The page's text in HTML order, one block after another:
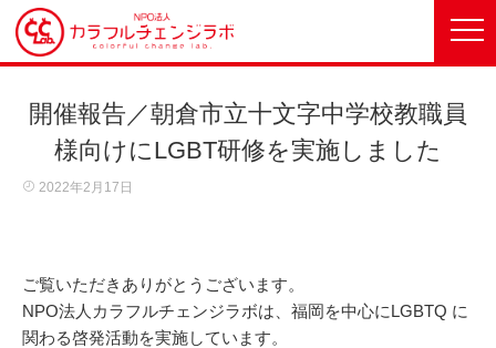
開催報告／朝倉市立十文字中学校教職員
様向けにLGBT研修を実施しました
2022年2月17日
ご覧いただきありがとうございます。
NPO法人カラフルチェンジラボは、福岡を中心にLGBTQ に
関わる啓発活動を実施しています。